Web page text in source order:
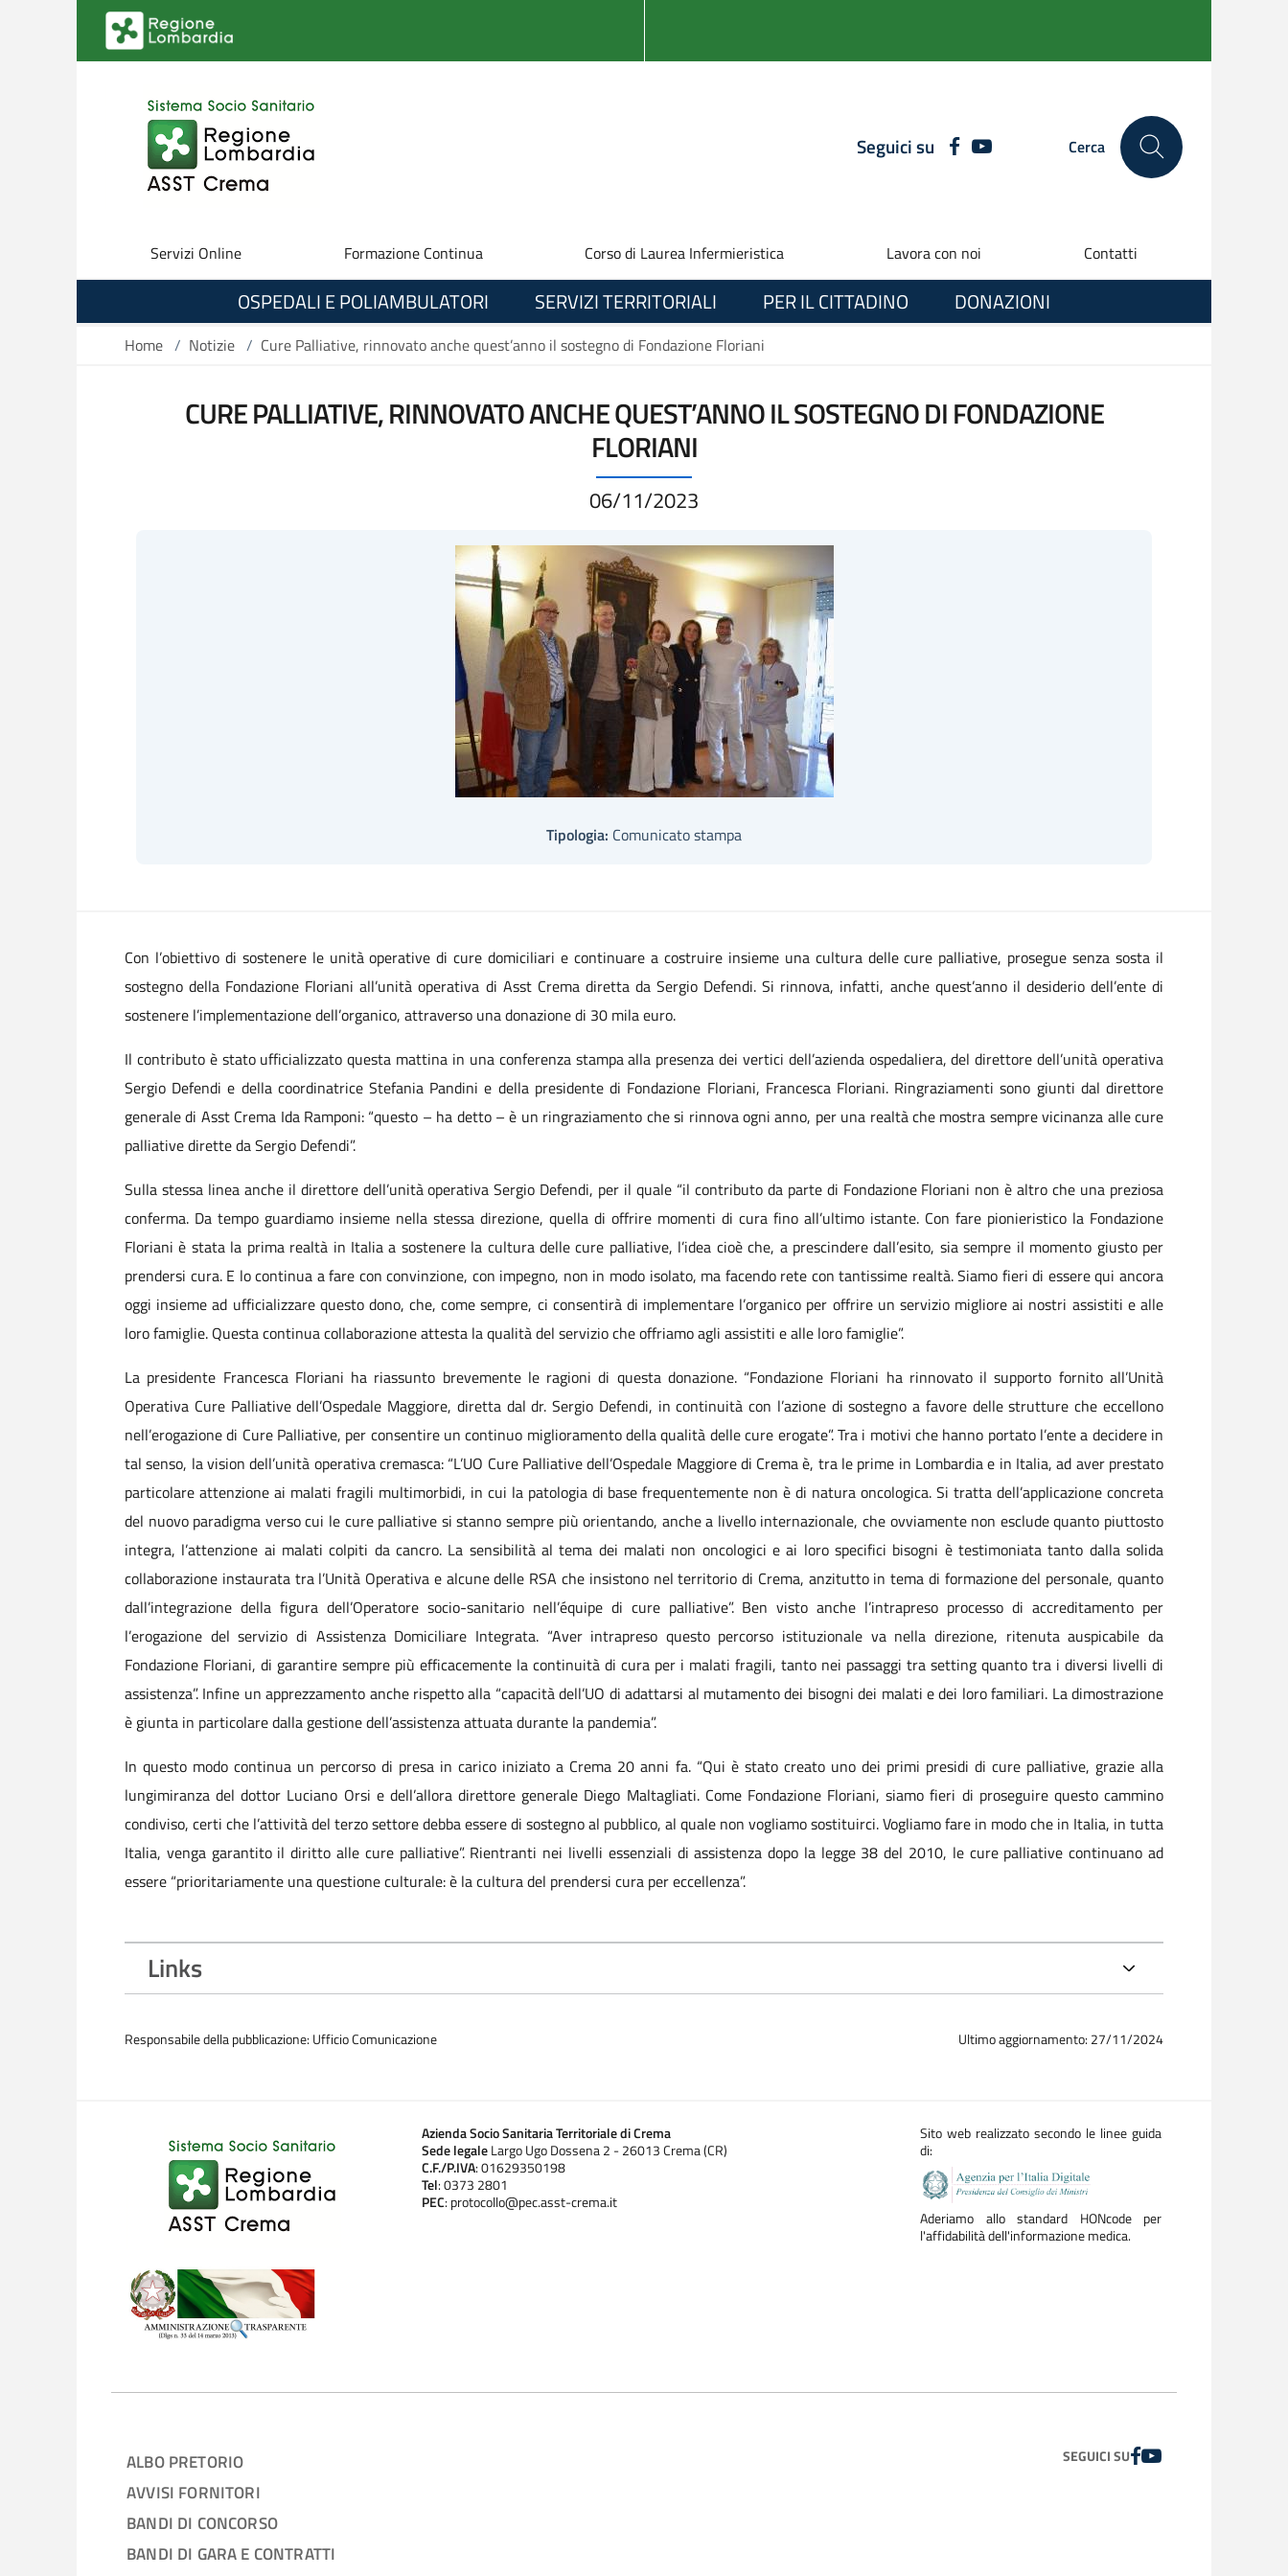
Salta al contenuto principale
Seguici su FACEBOOKYOUTUBE Cerca
Servizi Online Formazione Continua Corso di Laurea Infermieristica Lavora con noi Contatti
OSPEDALI E POLIAMBULATORI SERVIZI TERRITORIALI PER IL CITTADINO DONAZIONI
Home / Notizie / Cure Palliative, rinnovato anche quest’anno il sostegno di Fondazione Floriani
CURE PALLIATIVE, RINNOVATO ANCHE QUEST’ANNO IL SOSTEGNO DI FONDAZIONE
FLORIANI
06/11/2023
Tipologia: Comunicato stampa
Con l’obiettivo di sostenere le unità operative di cure domiciliari e continuare a costruire insieme una cultura delle cure palliative, prosegue senza sosta il
sostegno della Fondazione Floriani all’unità operativa di Asst Crema diretta da Sergio Defendi. Si rinnova, infatti, anche quest’anno il desiderio dell’ente di
sostenere l’implementazione dell’organico, attraverso una donazione di 30 mila euro.
Il contributo è stato ufficializzato questa mattina in una conferenza stampa alla presenza dei vertici dell’azienda ospedaliera, del direttore dell’unità operativa
Sergio Defendi e della coordinatrice Stefania Pandini e della presidente di Fondazione Floriani, Francesca Floriani. Ringraziamenti sono giunti dal direttore
generale di Asst Crema Ida Ramponi: “questo – ha detto – è un ringraziamento che si rinnova ogni anno, per una realtà che mostra sempre vicinanza alle cure
palliative dirette da Sergio Defendi”.
Sulla stessa linea anche il direttore dell’unità operativa Sergio Defendi, per il quale “il contributo da parte di Fondazione Floriani non è altro che una preziosa
conferma. Da tempo guardiamo insieme nella stessa direzione, quella di offrire momenti di cura fino all’ultimo istante. Con fare pionieristico la Fondazione
Floriani è stata la prima realtà in Italia a sostenere la cultura delle cure palliative, l’idea cioè che, a prescindere dall’esito, sia sempre il momento giusto per
prendersi cura. E lo continua a fare con convinzione, con impegno, non in modo isolato, ma facendo rete con tantissime realtà. Siamo fieri di essere qui ancora
oggi insieme ad ufficializzare questo dono, che, come sempre, ci consentirà di implementare l’organico per offrire un servizio migliore ai nostri assistiti e alle
loro famiglie. Questa continua collaborazione attesta la qualità del servizio che offriamo agli assistiti e alle loro famiglie”.
La presidente Francesca Floriani ha riassunto brevemente le ragioni di questa donazione. “Fondazione Floriani ha rinnovato il supporto fornito all’Unità
Operativa Cure Palliative dell’Ospedale Maggiore, diretta dal dr. Sergio Defendi, in continuità con l’azione di sostegno a favore delle strutture che eccellono
nell’erogazione di Cure Palliative, per consentire un continuo miglioramento della qualità delle cure erogate”. Tra i motivi che hanno portato l’ente a decidere in
tal senso, la vision dell’unità operativa cremasca: “L’UO Cure Palliative dell’Ospedale Maggiore di Crema è, tra le prime in Lombardia e in Italia, ad aver prestato
particolare attenzione ai malati fragili multimorbidi, in cui la patologia di base frequentemente non è di natura oncologica. Si tratta dell’applicazione concreta
del nuovo paradigma verso cui le cure palliative si stanno sempre più orientando, anche a livello internazionale, che ovviamente non esclude quanto piuttosto
integra, l’attenzione ai malati colpiti da cancro. La sensibilità al tema dei malati non oncologici e ai loro specifici bisogni è testimoniata tanto dalla solida
collaborazione instaurata tra l’Unità Operativa e alcune delle RSA che insistono nel territorio di Crema, anzitutto in tema di formazione del personale, quanto
dall’integrazione della figura dell’Operatore socio-sanitario nell’équipe di cure palliative”. Ben visto anche l’intrapreso processo di accreditamento per
l’erogazione del servizio di Assistenza Domiciliare Integrata. “Aver intrapreso questo percorso istituzionale va nella direzione, ritenuta auspicabile da
Fondazione Floriani, di garantire sempre più efficacemente la continuità di cura per i malati fragili, tanto nei passaggi tra setting quanto tra i diversi livelli di
assistenza”. Infine un apprezzamento anche rispetto alla “capacità dell’UO di adattarsi al mutamento dei bisogni dei malati e dei loro familiari. La dimostrazione
è giunta in particolare dalla gestione dell’assistenza attuata durante la pandemia”.
In questo modo continua un percorso di presa in carico iniziato a Crema 20 anni fa. “Qui è stato creato uno dei primi presidi di cure palliative, grazie alla
lungimiranza del dottor Luciano Orsi e dell’allora direttore generale Diego Maltagliati. Come Fondazione Floriani, siamo fieri di proseguire questo cammino
condiviso, certi che l’attività del terzo settore debba essere di sostegno al pubblico, al quale non vogliamo sostituirci. Vogliamo fare in modo che in Italia, in tutta
Italia, venga garantito il diritto alle cure palliative”. Rientranti nei livelli essenziali di assistenza dopo la legge 38 del 2010, le cure palliative continuano ad
essere “prioritariamente una questione culturale: è la cultura del prendersi cura per eccellenza”.
Links
Responsabile della pubblicazione: Ufficio Comunicazione Ultimo aggiornamento: 27/11/2024
Azienda Socio Sanitaria Territoriale di Crema
Sede legaleLargo Ugo Dossena 2 - 26013 Crema (CR)
C.F./P.IVA: 01629350198
Tel: 0373 2801
PEC: protocollo@pec.asst-crema.it
Sito web realizzato secondo le linee guida
di:
Aderiamo allo standard HONcode per
l'affidabilità dell'informazione medica.
ALBO PRETORIO
AVVISI FORNITORI
BANDI DI CONCORSO
BANDI DI GARA E CONTRATTI
SEGUICI SUFACEBOOK
YOUTUBE